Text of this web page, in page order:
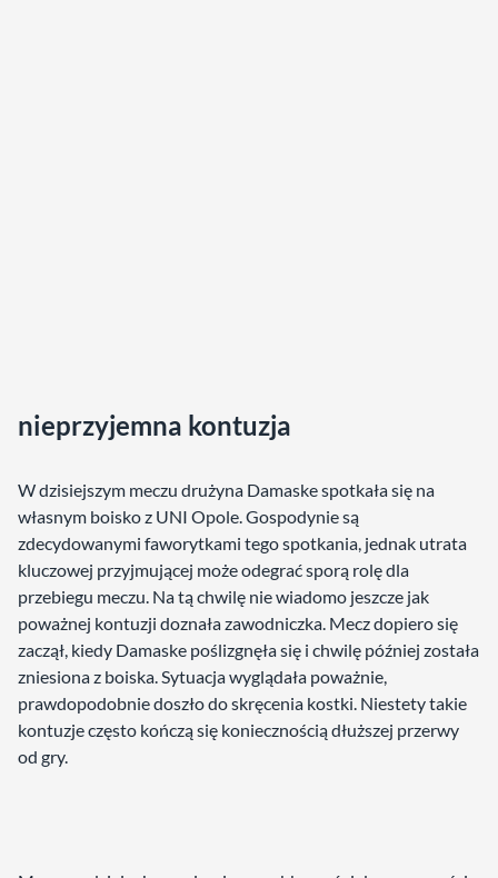
nieprzyjemna kontuzja
W dzisiejszym meczu drużyna Damaske spotkała się na
własnym boisko z UNI Opole. Gospodynie są
zdecydowanymi faworytkami tego spotkania, jednak utrata
kluczowej przyjmującej może odegrać sporą rolę dla
przebiegu meczu. Na tą chwilę nie wiadomo jeszcze jak
poważnej kontuzji doznała zawodniczka. Mecz dopiero się
zaczął, kiedy Damaske poślizgnęła się i chwilę później została
zniesiona z boiska. Sytuacja wyglądała poważnie,
prawdopodobnie doszło do skręcenia kostki. Niestety takie
kontuzje często kończą się koniecznością dłuższej przerwy
od gry.